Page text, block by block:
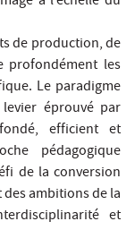
de production, de
profondément les
Le paradigme
éprouvé par
efficient et
pédagogique
de la conversion
ambitions de la
et